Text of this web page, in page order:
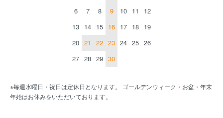
6
7 8 9 10 11
12
13 14 15 16 17 18 19
20 21 22 23 24 25 26
27 28 29 30
※毎週水曜日・祝日は定休日となります。 ゴールデンウィーク・お盆・年末
年始はお休みをいただいております。